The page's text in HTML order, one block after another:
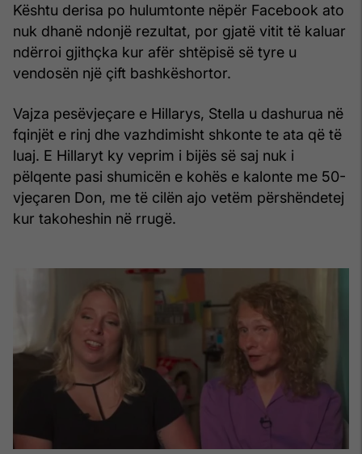
Kështu derisa po hulumtonte nëpër Facebook ato
nuk dhanë ndonjë rezultat, por gjatë vitit të kaluar
ndërroi gjithçka kur afër shtëpisë së tyre u
vendosën një çift bashkëshortor.
Vajza pesëvjeçare e Hillarys, Stella u dashurua në
fqinjët e rinj dhe vazhdimisht shkonte te ata që të
luaj. E Hillaryt ky veprim i bijës së saj nuk i
pëlqente pasi shumicën e kohës e kalonte me 50-
vjeçaren Don, me të cilën ajo vetëm përshëndetej
kur takoheshin në rrugë.